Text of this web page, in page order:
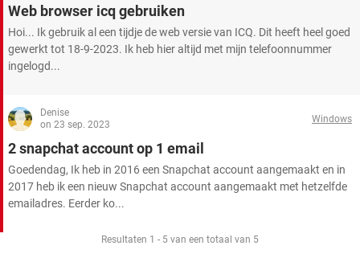
Web browser icq gebruiken
Hoi... Ik gebruik al een tijdje de web versie van ICQ. Dit heeft heel goed
gewerkt tot 18-9-2023. Ik heb hier altijd met mijn telefoonnummer
ingelogd...
Denise
on 23 sep. 2023
Windows
2 snapchat account op 1 email
Goedendag, Ik heb in 2016 een Snapchat account aangemaakt en in
2017 heb ik een nieuw Snapchat account aangemaakt met hetzelfde
emailadres. Eerder ko...
Resultaten 1 - 5 van een totaal van 5